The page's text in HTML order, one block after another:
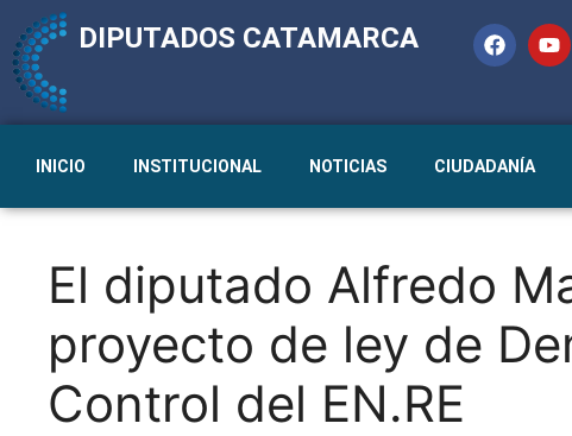
DIPUTADOS CATAMARCA
INICIO INSTITUCIONAL NOTICIAS CIUDADANÍA
El diputado Alfredo
proyecto de ley de
Control del EN.RE